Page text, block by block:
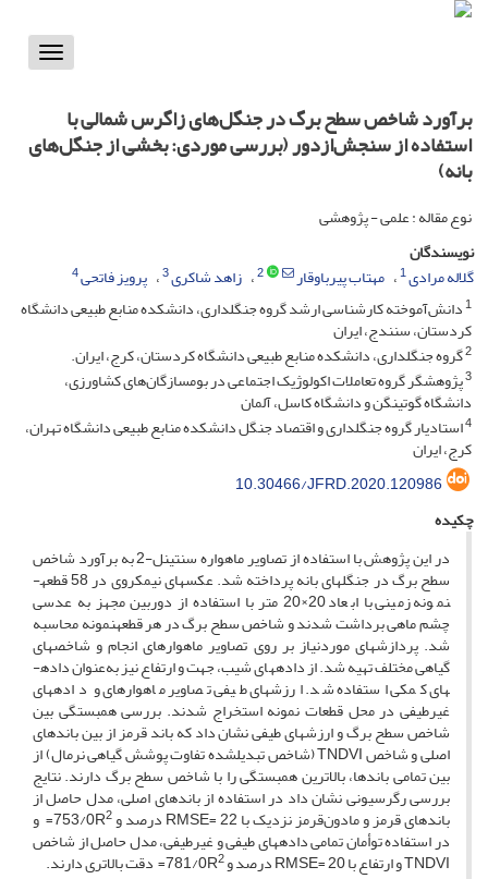
Toggle
برآورد شاخص سطح برگ در جنگل‌های زاگرس شمالی با
استفاده از سنجش‌ازدور (بررسی موردی: بخشی از جنگل‌های
بانه)
نوع مقاله : علمی - پژوهشی
نویسندگان
گلاله مرادی1 مهتاب پیرباوقار 2 زاهد شاکری3 پرویز فاتحی4
1دانش‌آموخته کارشناسی ارشد گروه جنگلداری، دانشکده منابع طبیعی دانشگاه
کردستان، سنندج، ایران
2گروه جنگلداری، دانشکده منابع طبیعی دانشگاه کردستان، کرج، ایران.
3پژوهشگر گروه تعاملات اکولوژیک اجتماعی در بومسازگان‌های کشاورزی،
دانشگاه گوتینگن و دانشگاه کاسل، آلمان
4استادیار گروه جنگلداری و اقتصاد جنگل دانشکده منابع طبیعی دانشگاه تهران،
کرج، ایران
10.30466/JFRD.2020.120986
چکیده
در این پژوهش با استفاده از تصاویر ماهواره سنتینل-2 به برآورد شاخص
سطح برگ در جنگل­های بانه پرداخته شد. عکس­های نیم­کروی در 58 قطعه­
نمونه زمینی با ابعاد 20×20 متر با استفاده از دوربین مجهز به عدسی
چشم ­ماهی برداشت شدند و شاخص سطح برگ در هر قطعه­نمونه محاسبه
شد. پردازش­های موردنیاز بر روی تصاویر ماهواره­ای انجام و شاخص­های
گیاهی مختلف تهیه شد. از داده­های شیب، جهت و ارتفاع نیز به‌عنوان داده­
های کمکی استفاده شد. ارزش­های طیفی تصاویر ماهواره­ای و داده­های
غیرطیفی در محل قطعات نمونه استخراج شدند. بررسی همبستگی بین
شاخص سطح برگ و ارزش­های طیفی نشان داد که باند قرمز از بین باندهای
اصلی و شاخص TNDVI (شاخص تبدیل­شده تفاوت پوشش گیاهی نرمال) از
بین تمامی باندها، بالاترین همبستگی را با شاخص سطح برگ دارند. نتایج
بررسی رگرسیونی نشان داد در استفاده از باندهای اصلی، مدل حاصل از
باندهای قرمز و مادون‌قرمز نزدیک با RMSE= 22 درصد و 753/0R 2 = و
در استفاده توأمان تمامی داده­های طیفی و غیرطیفی، مدل حاصل از شاخص
TNDVI و ارتفاع با RMSE= 20 درصد و 781/0R 2
= دقت بالاتری دارند.